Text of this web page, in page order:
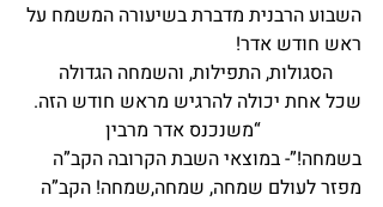
השבוע הרבנית מדברת בשיעורה המשמח על
ראש חודש אדר!
      הסגולות, התפילות, והשמחה הגדולה
שכל אחת יכולה להרגיש מראש חודש הזה.
                     “משנכנס אדר מרבין
בשמחה!”- במוצאי השבת הקרובה הקב”ה
מפזר לעולם שמחה, שמחה,שמחה! הקב”ה